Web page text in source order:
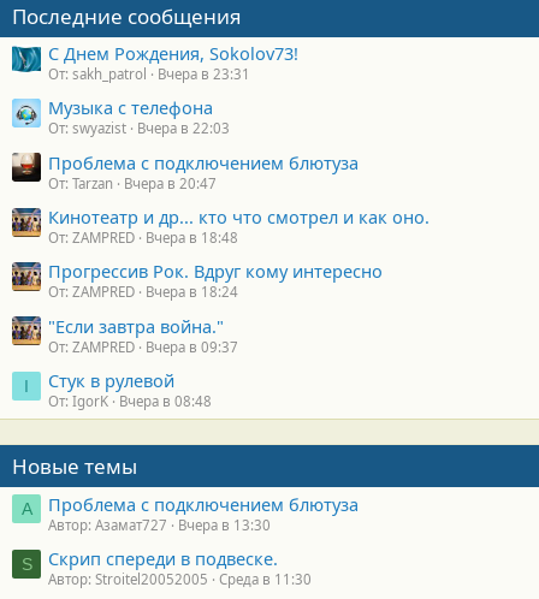
Последние сообщения
С Днем Рождения, Sokolov73!
От: sakh_patrol Вчера в 23:31
Музыка с телефона
От: swyazist Вчера в 22:03
Проблема с подключением блютуза
От: Tarzan Вчера в 20:47
Кинотеатр и др... кто что смотрел и как оно.
От: ZAMPRED Вчера в 18:48
Прогрессив Рок. Вдруг кому интересно
От: ZAMPRED Вчера в 18:24
"Если завтра война."
От: ZAMPRED Вчера в 09:37
I Стук в рулевой
От: IgorK Вчера в 08:48
Новые темы
А Проблема с подключением блютуза
Автор: Азамат727 Вчера в 13:30
S Скрип спереди в подвеске.
Автор: Stroitel20052005 Среда в 11:30